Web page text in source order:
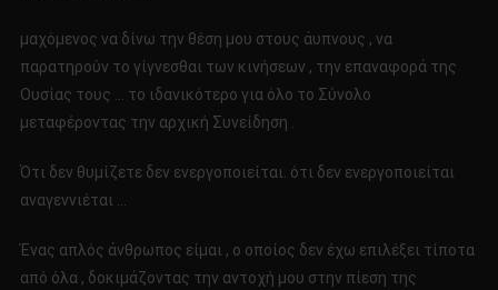
μαχόμενος να δίνω την θέση μου στους άυπνους , να
παρατηρούν το γίγνεσθαι των κινήσεων , την επαναφορά της
Ουσίας τους … το ιδανικότερο για όλο το Σύνολο
μεταφέροντας την αρχική Συνείδηση .
Ότι δεν θυμίζετε δεν ενεργοποιείται. ότι δεν ενεργοποιείται
αναγεννιέται …
Ένας απλός άνθρωπος είμαι , ο οποίος δεν έχω επιλέξει τίποτα
από όλα , δοκιμάζοντας την αντοχή μου στην πίεση της